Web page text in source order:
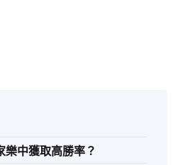
樂中獲取高勝率？